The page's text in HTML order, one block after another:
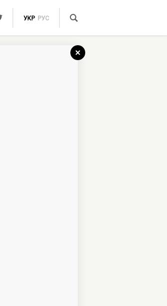
УКР РУС